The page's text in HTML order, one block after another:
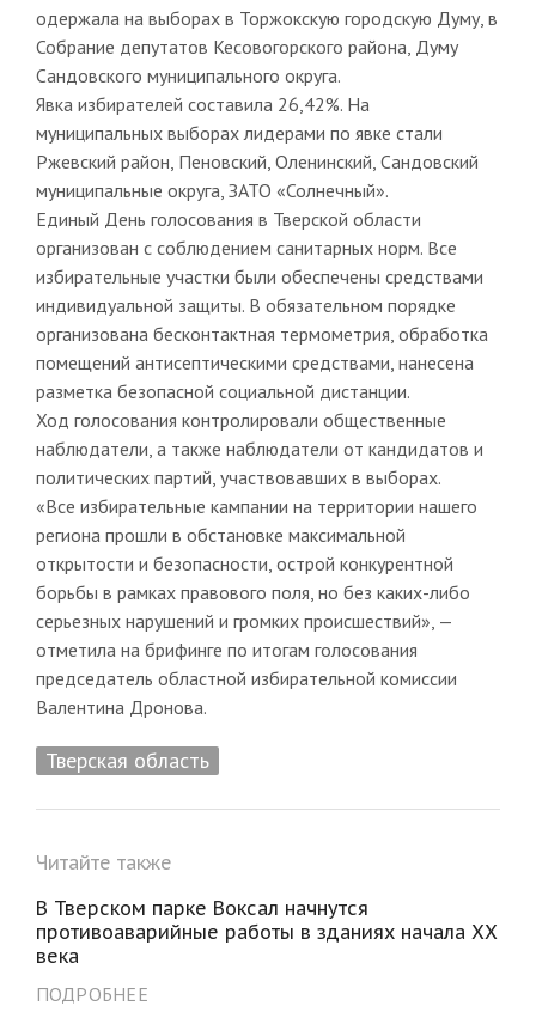
одержала на выборах в Торжокскую городскую Думу, в
Собрание депутатов Кесовогорского района, Думу
Сандовского муниципального округа.
Явка избирателей составила 26,42%. На
муниципальных выборах лидерами по явке стали
Ржевский район, Пеновский, Оленинский, Сандовский
муниципальные округа, ЗАТО «Солнечный».
Единый День голосования в Тверской области
организован с соблюдением санитарных норм. Все
избирательные участки были обеспечены средствами
индивидуальной защиты. В обязательном порядке
организована бесконтактная термометрия, обработка
помещений антисептическими средствами, нанесена
разметка безопасной социальной дистанции.
Ход голосования контролировали общественные
наблюдатели, а также наблюдатели от кандидатов и
политических партий, участвовавших в выборах.
«Все избирательные кампании на территории нашего
региона прошли в обстановке максимальной
открытости и безопасности, острой конкурентной
борьбы в рамках правового поля, но без каких-либо
серьезных нарушений и громких происшествий», —
отметила на брифинге по итогам голосования
председатель областной избирательной комиссии
Валентина Дронова.
Тверская область
Читайте также
В Тверском парке Воксал начнутся
противоаварийные работы в зданиях начала ХХ
века
ПОДРОБНЕЕ